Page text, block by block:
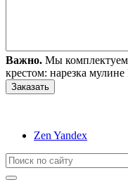
Важно. Мы
крестом: нарезка
Zen Yandex